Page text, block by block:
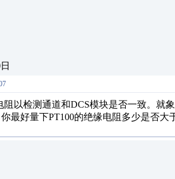
以检测通道和DCS模块是否一致。就
最好量下PT100的绝缘电阻多少是否大